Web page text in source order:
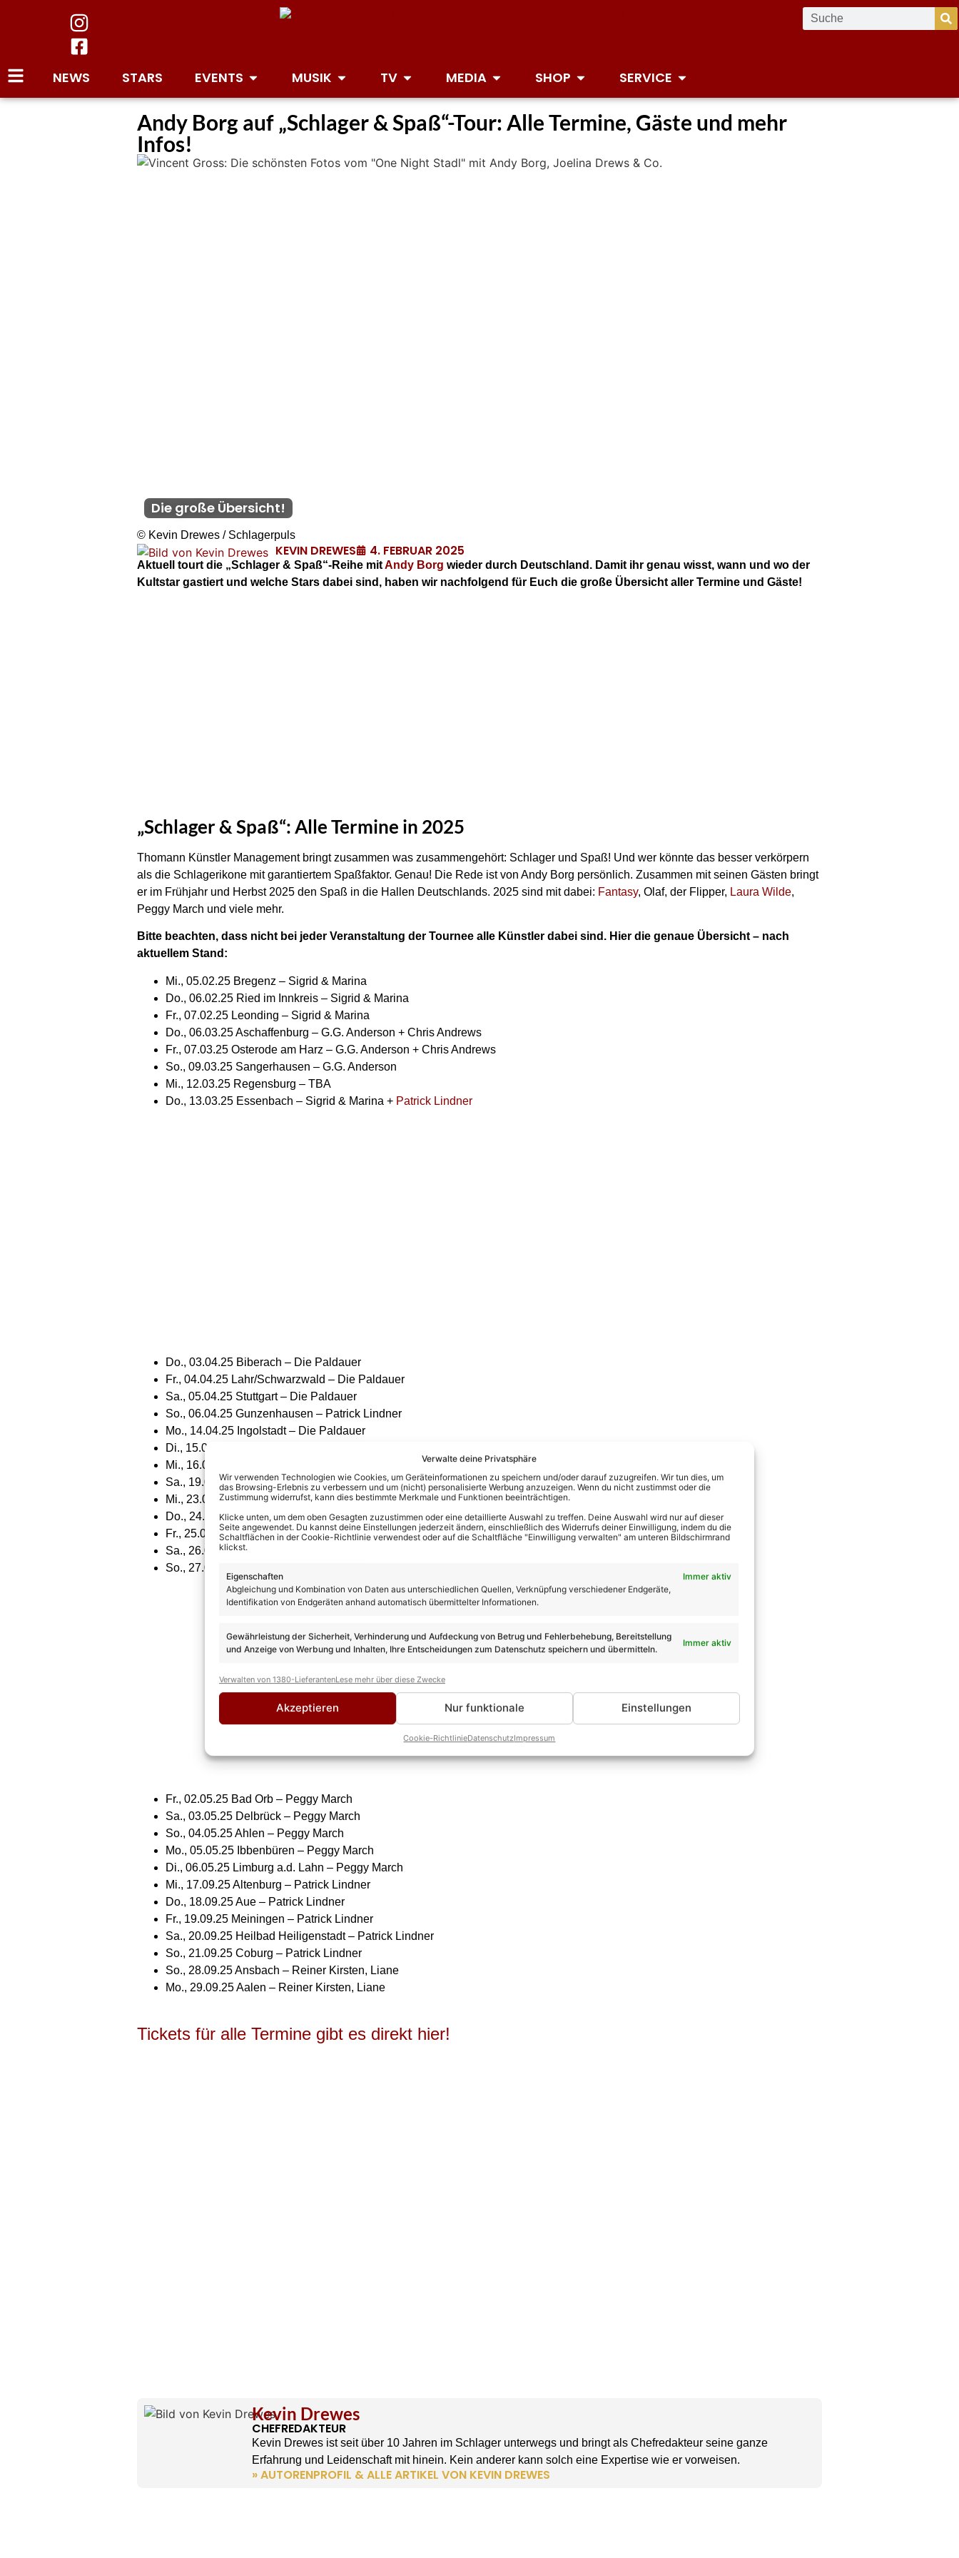
Verwalte deine Privatsphäre
Wir verwenden Technologien wie Cookies, um Geräteinformationen zu speichern und/oder darauf zuzugreifen. Wir tun dies, um
das Browsing-Erlebnis zu verbessern und um (nicht) personalisierte Werbung anzuzeigen. Wenn du nicht zustimmst oder die
Zustimmung widerrufst, kann dies bestimmte Merkmale und Funktionen beeinträchtigen.
Klicke unten, um dem oben Gesagten zuzustimmen oder eine detaillierte Auswahl zu treffen. Deine Auswahl wird nur auf dieser
Seite angewendet. Du kannst deine Einstellungen jederzeit ändern, einschließlich des Widerrufs deiner Einwilligung, indem du die
Schaltflächen in der Cookie-Richtlinie verwendest oder auf die Schaltfläche "Einwilligung verwalten" am unteren Bildschirmrand
klickst.
Eigenschaften
Immer aktiv
Abgleichung und Kombination von Daten aus unterschiedlichen Quellen, Verknüpfung verschiedener Endgeräte,
Identifikation von Endgeräten anhand automatisch übermittelter Informationen.
Gewährleistung der Sicherheit, Verhinderung und Aufdeckung von Betrug und Fehlerbehebung, Bereitstellung
und Anzeige von Werbung und Inhalten, Ihre Entscheidungen zum Datenschutz speichern und übermitteln.
Immer aktiv
Verwalten von 1380-LieferantenLese mehr über diese Zwecke
Akzeptieren Nur funktionale Einstellungen
Cookie-RichtlinieDatenschutzImpressum
NEWS STARS EVENTS MUSIK TV MEDIA SHOP SERVICE
Andy Borg auf „Schlager & Spaß“-Tour: Alle Termine, Gäste und mehr
Infos!
Die große Übersicht!
© Kevin Drewes / Schlagerpuls
KEVIN DREWES 4. FEBRUAR 2025
Aktuell tourt die „Schlager & Spaß“-Reihe mitAndy Borg wieder durch Deutschland. Damit ihr genau wisst, wann und wo der
Kultstar gastiert und welche Stars dabei sind, haben wir nachfolgend für Euch die große Übersicht aller Termine und Gäste!
„Schlager & Spaß“: Alle Termine in 2025
Thomann Künstler Management bringt zusammen was zusammengehört: Schlager und Spaß! Und wer könnte das besser verkörpern
als die Schlagerikone mit garantiertem Spaßfaktor. Genau! Die Rede ist von Andy Borg persönlich. Zusammen mit seinen Gästen bringt
er im Frühjahr und Herbst 2025 den Spaß in die Hallen Deutschlands. 2025 sind mit dabei: Fantasy, Olaf, der Flipper, Laura Wilde,
Peggy March und viele mehr.
Bitte beachten, dass nicht bei jeder Veranstaltung der Tournee alle Künstler dabei sind. Hier die genaue Übersicht – nach
aktuellem Stand:
Mi., 05.02.25 Bregenz – Sigrid & Marina
Do., 06.02.25 Ried im Innkreis – Sigrid & Marina
Fr., 07.02.25 Leonding – Sigrid & Marina
Do., 06.03.25 Aschaffenburg – G.G. Anderson + Chris Andrews
Fr., 07.03.25 Osterode am Harz – G.G. Anderson + Chris Andrews
So., 09.03.25 Sangerhausen – G.G. Anderson
Mi., 12.03.25 Regensburg – TBA
Do., 13.03.25 Essenbach – Sigrid & Marina + Patrick Lindner
Do., 03.04.25 Biberach – Die Paldauer
Fr., 04.04.25 Lahr/Schwarzwald – Die Paldauer
Sa., 05.04.25 Stuttgart – Die Paldauer
So., 06.04.25 Gunzenhausen – Patrick Lindner
Mo., 14.04.25 Ingolstadt – Die Paldauer
Di., 15.04.25 Hof – Die Paldauer
Mi., 16.04.25 Halle/Saale – Die Paldauer
Sa., 19.04.25 München – Fantasy
Mi., 23.04.25 Zwickau –Die Schlagerpiloten
Do., 24.04.25 Magdeburg – Die Schlagerpiloten
Fr., 25.04.25 Schwedt – Die Schlagerpiloten
Sa., 26.04.25 Neuruppin – Die Schlagerpiloten
So., 27.04.25 Finsterwalde – Die Schlagerpiloten
Fr., 02.05.25 Bad Orb – Peggy March
Sa., 03.05.25 Delbrück – Peggy March
So., 04.05.25 Ahlen – Peggy March
Mo., 05.05.25 Ibbenbüren – Peggy March
Di., 06.05.25 Limburg a.d. Lahn – Peggy March
Mi., 17.09.25 Altenburg – Patrick Lindner
Do., 18.09.25 Aue – Patrick Lindner
Fr., 19.09.25 Meiningen – Patrick Lindner
Sa., 20.09.25 Heilbad Heiligenstadt – Patrick Lindner
So., 21.09.25 Coburg – Patrick Lindner
So., 28.09.25 Ansbach – Reiner Kirsten, Liane
Mo., 29.09.25 Aalen – Reiner Kirsten, Liane
Tickets für alle Termine gibt es direkt hier!
Kevin Drewes
CHEFREDAKTEUR
Kevin Drewes ist seit über 10 Jahren im Schlager unterwegs und bringt als Chefredakteur seine ganze
Erfahrung und Leidenschaft mit hinein. Kein anderer kann solch eine Expertise wie er vorweisen.
» AUTORENPROFIL & ALLE ARTIKEL VON KEVIN DREWES